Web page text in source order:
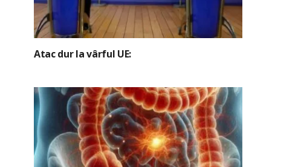
Atac dur la vârful UE: